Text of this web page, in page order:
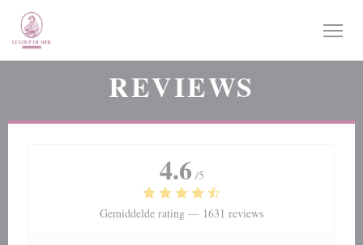
REVIEWS
4.6 /5
Gemiddelde rating — 1631 reviews